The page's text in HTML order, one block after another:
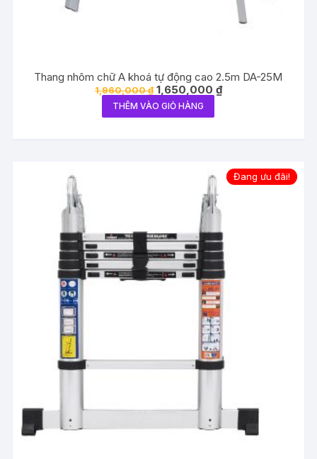
Thang nhôm chữ A khoá tự động cao 2.5m DA-25M
1,960,000₫ Giá
gốc
là:
1,960,000 ₫.
1,650,000 ₫Giá
hiện
THÊM VÀO GIỎ HÀNG
Đang ưu đãi!